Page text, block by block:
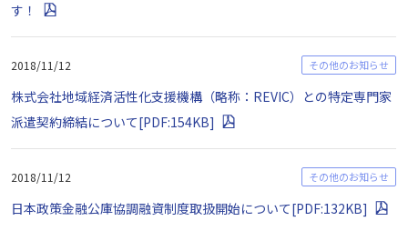
す！
2018/11/12 その他のお知らせ
株式会社地域経済活性化支援機構（略称：REVIC）との特定専門家
派遣契約締結について[PDF:154KB]
2018/11/12 その他のお知らせ
日本政策金融公庫協調融資制度取扱開始について[PDF:132KB]